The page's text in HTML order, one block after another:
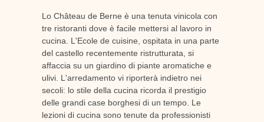
Lo Château de Berne è una tenuta vinicola con
tre ristoranti dove è facile mettersi al lavoro in
cucina. L'Ecole de cuisine, ospitata in una parte
del castello recentemente ristrutturata, si
affaccia su un giardino di piante aromatiche e
ulivi. L'arredamento vi riporterà indietro nei
secoli: lo stile della cucina ricorda il prestigio
delle grandi case borghesi di un tempo. Le
lezioni di cucina sono tenute da professionisti